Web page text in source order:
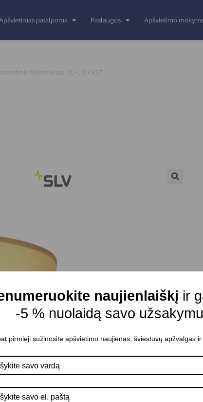
Apšvietimas patalpoms Paslaugos Apšvietimo
šviestuvas, CL-1, 3 x E27
naujienlaiškį ir
-5 % nuolaidą savo
pirmieji sužinosite apšvietimo naujienas, šviestuvų apžvalgas